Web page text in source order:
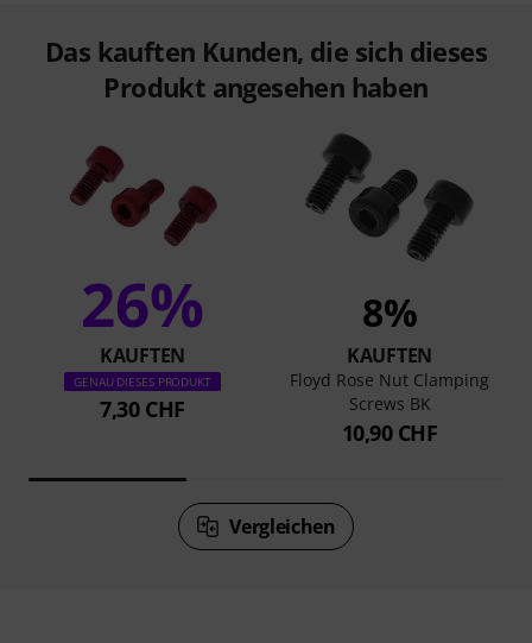
Das kauften Kunden, die sich dieses
Produkt angesehen haben
26%
KAUFTEN
GENAU DIESES PRODUKT
7,30 CHF
8%
KAUFTEN
Floyd Rose Nut Clamping
Screws BK
10,90 CHF
Vergleichen